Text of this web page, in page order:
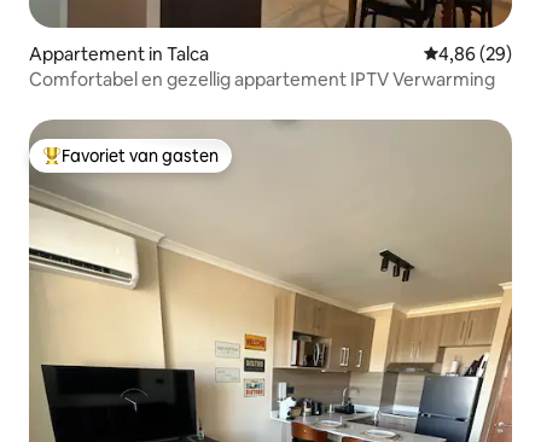
Appartement in Talca Gemiddelde
4,86 (29)
Comfortabel en gezellig appartement IPTV Verwarming
Topfavoriet van gasten
Favoriet van gasten